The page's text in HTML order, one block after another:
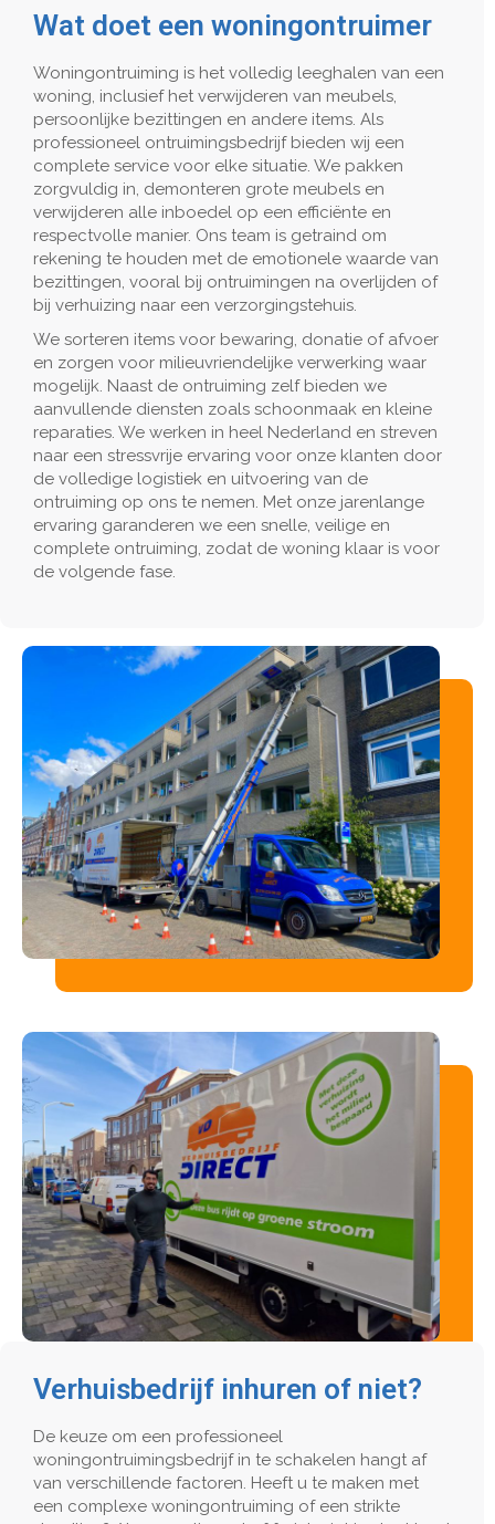
Wat doet een woningontruimer
Woningontruiming is het volledig leeghalen van een
woning, inclusief het verwijderen van meubels,
persoonlijke bezittingen en andere items. Als
professioneel ontruimingsbedrijf bieden wij een
complete service voor elke situatie. We pakken
zorgvuldig in, demonteren grote meubels en
verwijderen alle inboedel op een efficiënte en
respectvolle manier. Ons team is getraind om
rekening te houden met de emotionele waarde van
bezittingen, vooral bij ontruimingen na overlijden of
bij verhuizing naar een verzorgingstehuis.
We sorteren items voor bewaring, donatie of afvoer
en zorgen voor milieuvriendelijke verwerking waar
mogelijk. Naast de ontruiming zelf bieden we
aanvullende diensten zoals schoonmaak en kleine
reparaties. We werken in heel Nederland en streven
naar een stressvrije ervaring voor onze klanten door
de volledige logistiek en uitvoering van de
ontruiming op ons te nemen. Met onze jarenlange
ervaring garanderen we een snelle, veilige en
complete ontruiming, zodat de woning klaar is voor
de volgende fase.
Verhuisbedrijf inhuren of niet?
De keuze om een professioneel
woningontruimingsbedrijf in te schakelen hangt af
van verschillende factoren. Heeft u te maken met
een complexe woningontruiming of een strikte